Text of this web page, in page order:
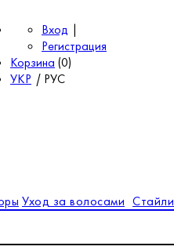
Вход |
Регистрация
Корзина (0)
УКР | РУС
Уход за волосами